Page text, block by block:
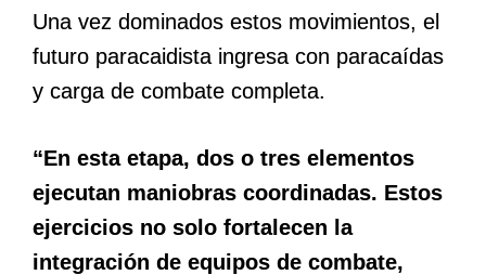
Una vez dominados estos movimientos, el
futuro paracaidista ingresa con paracaídas
y carga de combate completa.
“En esta etapa, dos o tres elementos
ejecutan maniobras coordinadas. Estos
ejercicios no solo fortalecen la
integración de equipos de combate,